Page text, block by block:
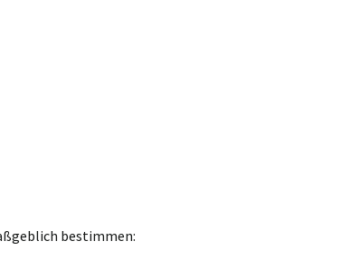
bestimmen: